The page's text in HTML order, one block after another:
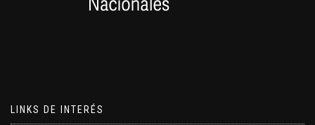
LINKS DE INTERÉS